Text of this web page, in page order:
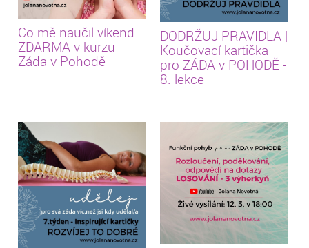
Co mě naučil víkend
ZDARMA v kurzu
Záda v Pohodě
DODRŽUJ PRAVIDLA |
Koučovací kartička
pro ZÁDA v POHODĚ -
8. lekce